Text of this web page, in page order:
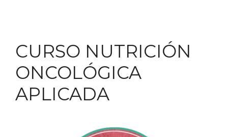
CURSO NUTRICIÓN
ONCOLÓGICA
APLICADA